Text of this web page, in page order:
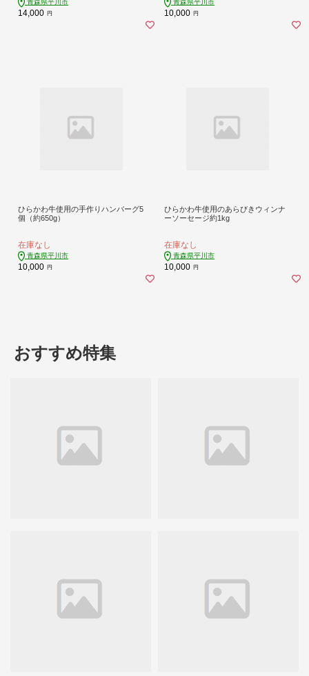
青森県平川市
14,000 円
青森県平川市
10,000 円
ひらかわ牛使用の手作りハンバーグ5
個（約650g）
在庫なし
青森県平川市
10,000 円
ひらかわ牛使用のあらびきウィンナ
ーソーセージ約1kg
在庫なし
青森県平川市
10,000 円
おすすめ特集